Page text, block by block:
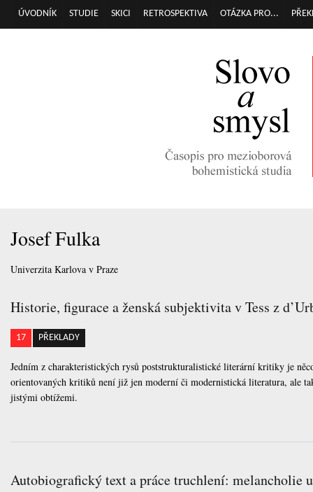
Hlavní menu
ÚVODNÍK STUDIE SKICI RETROSPEKTIVA OTÁZKA PRO...
Josef Fulka
Univerzita Karlova v Praze
Historie, figurace a ženská subjektivita v Tess z
17 PŘEKLADY
Jedním z charakteristických rysů poststrukturalistické literární kritiky je
orientovaných kritiků není již jen moderní či modernistická literatura, ale
jistými obtížemi.
Autobiografický text a práce truchlení: melancholie